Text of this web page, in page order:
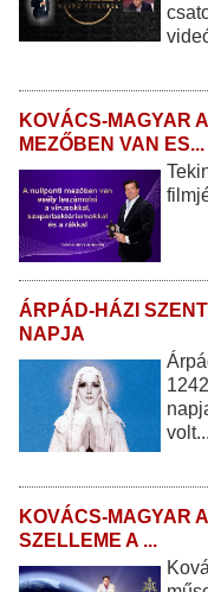
KOVÁCS-MAGYAR
MEZŐBEN VAN ES...
ÁRPÁD-HÁZI
NAPJA
volt...
KOVÁCS-MAGYAR
SZELLEME A ...